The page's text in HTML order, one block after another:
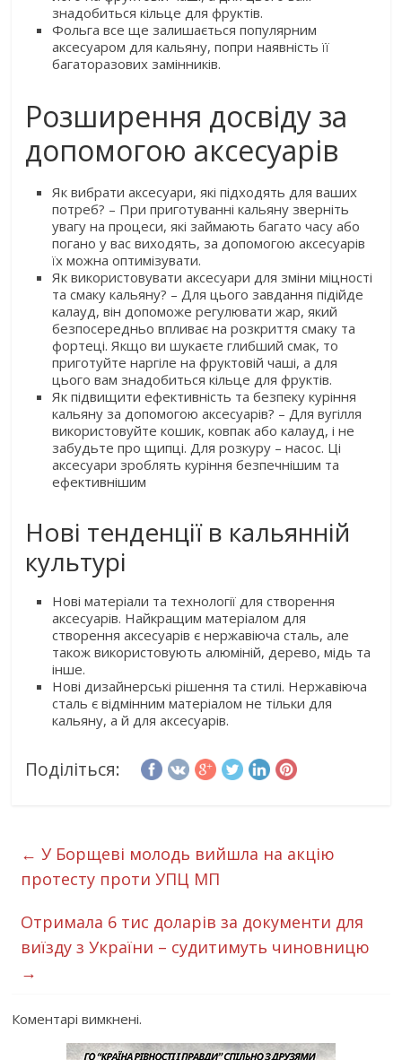
знадобиться кільце для фруктів.
Фольга все ще залишається популярним
аксесуаром для кальяну, попри наявність її
багаторазових замінників.
Розширення досвіду за
допомогою аксесуарів
Як вибрати аксесуари, які підходять для ваших
потреб? – При приготуванні кальяну зверніть
увагу на процеси, які займають багато часу або
погано у вас виходять, за допомогою аксесуарів
їх можна оптимізувати.
Як використовувати аксесуари для зміни міцності
та смаку кальяну? – Для цього завдання підійде
калауд, він допоможе регулювати жар, який
безпосередньо впливає на розкриття смаку та
фортеці. Якщо ви шукаєте глибший смак, то
приготуйте наргіле на фруктовій чаші, а для
цього вам знадобиться кільце для фруктів.
Як підвищити ефективність та безпеку куріння
кальяну за допомогою аксесуарів? – Для вугілля
використовуйте кошик, ковпак або калауд, і не
забудьте про щипці. Для розкуру – насос. Ці
аксесуари зроблять куріння безпечнішим та
ефективнішим
Нові тенденції в кальянній
культурі
Нові матеріали та технології для створення
аксесуарів. Найкращим матеріалом для
створення аксесуарів є нержавіюча сталь, але
також використовують алюміній, дерево, мідь та
інше.
Нові дизайнерські рішення та стилі. Нержавіюча
сталь є відмінним матеріалом не тільки для
кальяну, а й для аксесуарів.
Поділіться:
← У Борщеві молодь вийшла на акцію
протесту проти УПЦ МП
Отримала 6 тис доларів за документи для
виїзду з України – судитимуть чиновницю
→
Коментарі вимкнені.